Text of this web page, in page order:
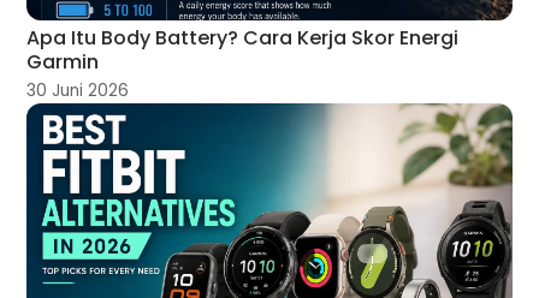
Apa Itu Body Battery? Cara Kerja Skor Energi
Garmin
30 Juni 2026